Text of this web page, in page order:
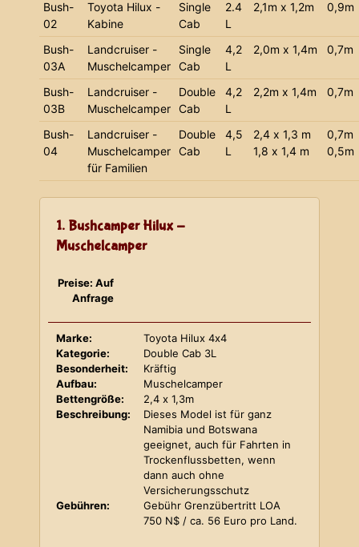
Bush-
02
Toyota Hilux -
Kabine
Single
Cab
2.4
L
2,1m x 1,2m 0,9m
Bush-
03A
Landcruiser -
Muschelcamper
Single
Cab
4,2
L
2,0m x 1,4m 0,7m
Bush-
03B
Landcruiser -
Muschelcamper
Double
Cab
4,2
L
2,2m x 1,4m 0,7m
Bush-
04
Landcruiser -
Muschelcamper
für Familien
Double
Cab
4,5
L
2,4 x 1,3 m
1,8 x 1,4 m
0,7m
0,5m
1. Bushcamper Hilux -
Muschelcamper
Preise: Auf
Anfrage
Marke:
Toyota Hilux 4x4
Kategorie:
Double Cab 3L
Besonderheit:
Kräftig
Aufbau:
Muschelcamper
Bettengröße:
2,4 x 1,3m
Beschreibung:
Dieses Model ist für ganz
Namibia und Botswana
geeignet, auch für Fahrten in
Trockenflussbetten, wenn
dann auch ohne
Versicherungsschutz
Gebühren:
Gebühr Grenzübertritt LOA
750 N$ / ca. 56 Euro pro Land.